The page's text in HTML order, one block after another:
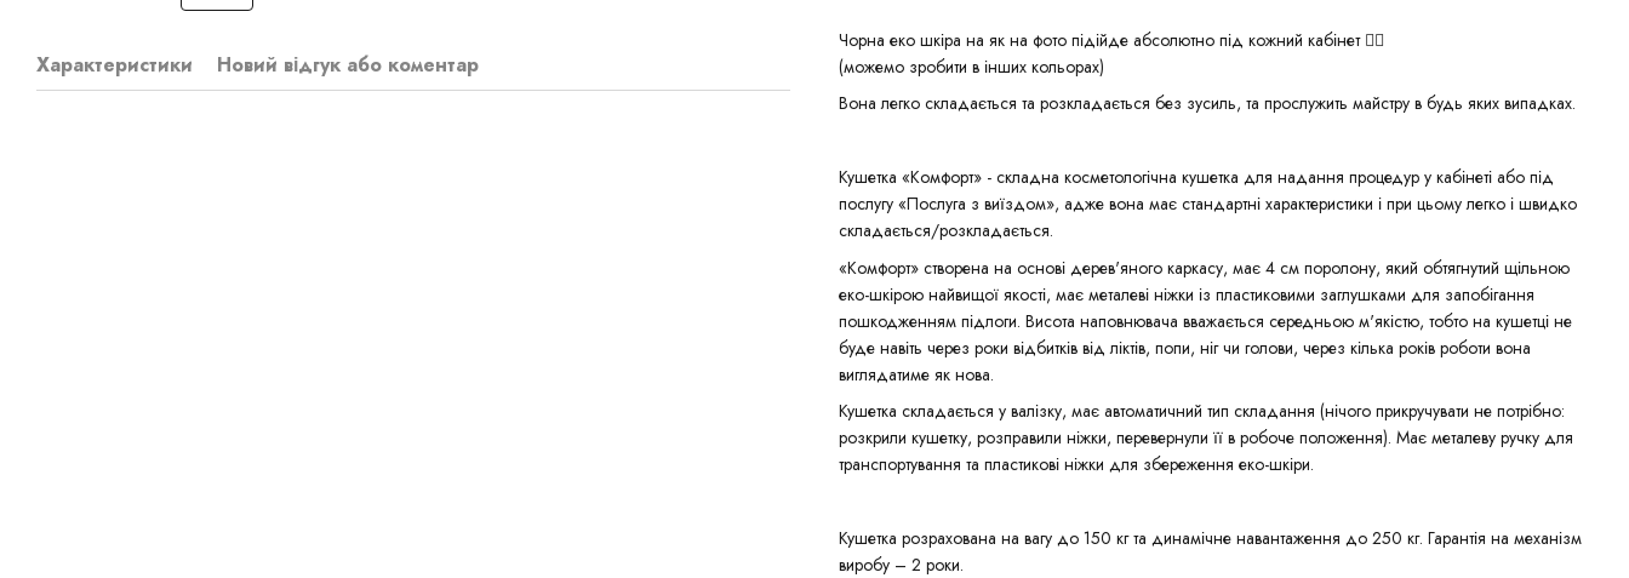
Характеристики Новий відгук або коментар
Чорна еко шкіра на як на фото підійде абсолютно під кожний кабінет 👍🏻
(можемо зробити в інших кольорах)
Вона легко складається та розкладається без зусиль, та прослужить майстру в будь яких випадках.
Кушетка «Комфорт» - складна косметологічна кушетка для надання процедур у кабінеті або під
послугу «Послуга з виїздом», адже вона має стандартні характеристики і при цьому легко і швидко
складається/розкладається.
«Комфорт» створена на основі дерев'яного каркасу, має 4 см поролону, який обтягнутий щільною
еко-шкірою найвищої якості, має металеві ніжки із пластиковими заглушками для запобігання
пошкодженням підлоги. Висота наповнювача вважається середньою м'якістю, тобто на кушетці не
буде навіть через роки відбитків від ліктів, попи, ніг чи голови, через кілька років роботи вона
виглядатиме як нова.
Кушетка складається у валізку, має автоматичний тип складання (нічого прикручувати не потрібно:
розкрили кушетку, розправили ніжки, перевернули її в робоче положення). Має металеву ручку для
транспортування та пластикові ніжки для збереження еко-шкіри.
Кушетка розрахована на вагу до 150 кг та динамічне навантаження до 250 кг. Гарантія на механізм
виробу – 2 роки.